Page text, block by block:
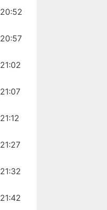
20:52
20:57
21:02
21:07
21:12
21:27
21:32
21:42